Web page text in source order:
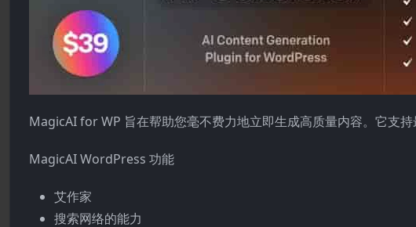
MagicAI for WP 旨在帮助您毫不费力地立即生成高质量内容。它支持
MagicAI WordPress 功能
艾作家
搜索网络的能力